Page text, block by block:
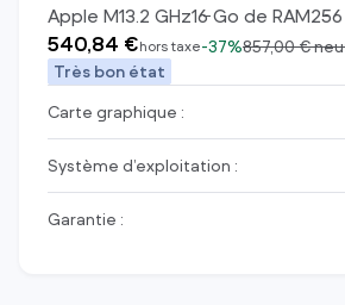
Apple M13.2 GHz16Go de RAM256
540,84 €hors taxe-37%857,00 €
Très bon état
Carte graphique :
Système d’exploitation :
Garantie :